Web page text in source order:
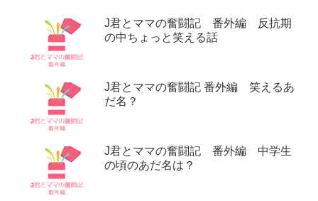
J君とママの奮闘記 番外編 反抗期
の中ちょっと笑える話
J君とママの奮闘記 番外編 笑えるあ
だ名？
J君とママの奮闘記 番外編 中学生
の頃のあだ名は？